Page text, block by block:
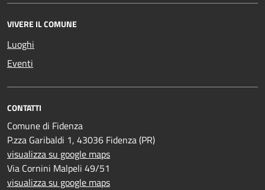
VIVERE IL COMUNE
Luoghi
Eventi
CONTATTI
Comune di Fidenza
P.zza Garibaldi 1, 43036 Fidenza (PR)
visualizza su google maps
Via Cornini Malpeli 49/51
visualizza su google maps